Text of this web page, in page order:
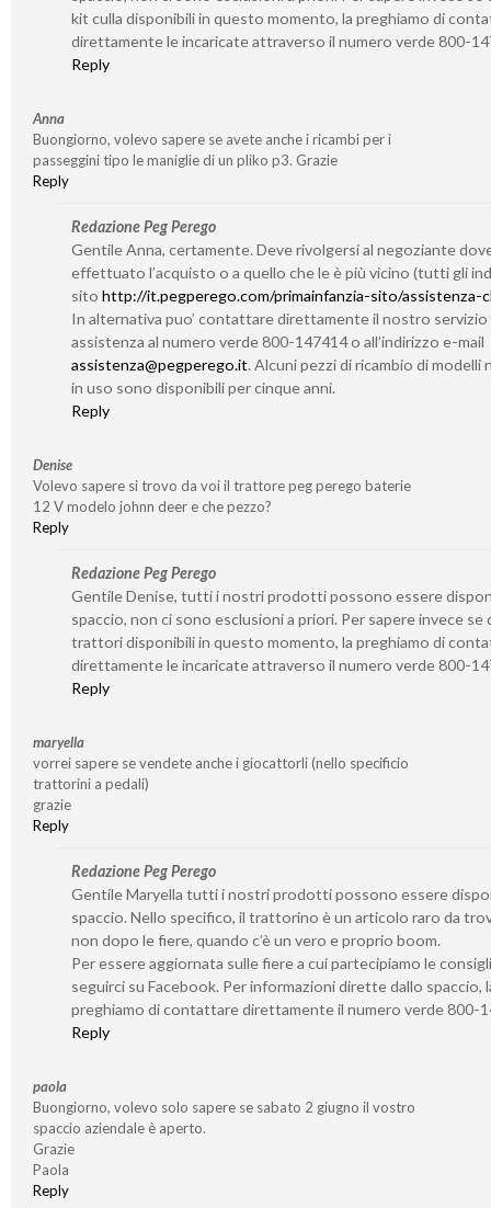
kit culla disponibili in questo momento, la preghiamo di
direttamente le incaricate attraverso il numero verde 800-
Reply
Anna
Buongiorno, volevo sapere se avete anche i ricambi per i
passeggini tipo le maniglie di un pliko p3. Grazie
Reply
Redazione Peg Perego
Gentile Anna, certamente. Deve rivolgersi al negoziante
effettuato l’acquisto o a quello che le è più vicino (tutti gli
sito http://it.pegperego.com/primainfanzia-sito/assistenza-
In alternativa puo’ contattare direttamente il nostro servizio
assistenza al numero verde 800-147414 o all’indirizzo e-mail
assistenza@pegperego.it. Alcuni pezzi di ricambio di modelli
in uso sono disponibili per cinque anni.
Reply
Denise
Volevo sapere si trovo da voi il trattore peg perego baterie
12 V modelo johnn deer e che pezzo?
Reply
Redazione Peg Perego
Gentile Denise, tutti i nostri prodotti possono essere
spaccio, non ci sono esclusioni a priori. Per sapere invece se
trattori disponibili in questo momento, la preghiamo di
direttamente le incaricate attraverso il numero verde 800-
Reply
maryella
vorrei sapere se vendete anche i giocattorli (nello specificio
trattorini a pedali)
grazie
Reply
Redazione Peg Perego
Gentile Maryella tutti i nostri prodotti possono essere
spaccio. Nello specifico, il trattorino è un articolo raro da
non dopo le fiere, quando c’è un vero e proprio boom.
Per essere aggiornata sulle fiere a cui partecipiamo le
seguirci su Facebook. Per informazioni dirette dallo spaccio,
preghiamo di contattare direttamente il numero verde 800-
Reply
paola
Buongiorno, volevo solo sapere se sabato 2 giugno il vostro
spaccio aziendale è aperto.
Grazie
Paola
Reply